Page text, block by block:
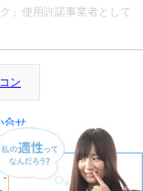
」使用許諾事業者として
ン
合せ